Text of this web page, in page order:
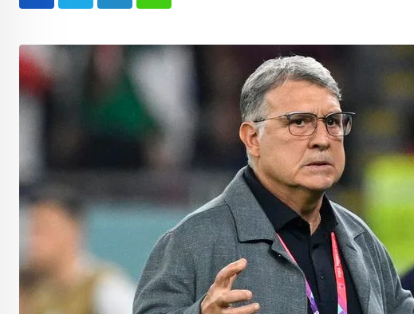
LinkedIn Whatsapp